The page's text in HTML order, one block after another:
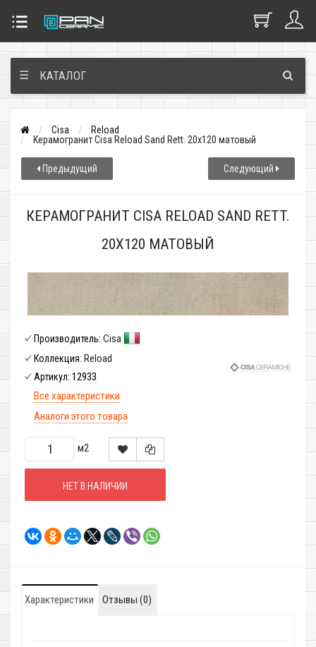
☰ КАТАЛОГ
Cisa
Reload
Керамогранит Cisa Reload Sand Rett. 20x120 матовый
Предыдущий Следующий
КЕРАМОГРАНИТ CISA RELOAD SAND RETT.
20X120 МАТОВЫЙ
Производитель: Cisa
Коллекция: Reload
Артикул: 12933
Все характеристики
Аналоги этого товара
м2
НЕТ В НАЛИЧИИ
Характеристики Отзывы (0)